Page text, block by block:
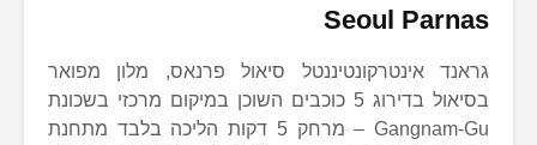
Seoul Parnas
גראנד אינטרקונטיננטל סיאול פרנאס, מלון מפואר
בסיאול בדירוג 5 כוכבים השוכן במיקום מרכזי בשכונת
Gangnam-Gu – מרחק 5 דקות הליכה בלבד מתחנת